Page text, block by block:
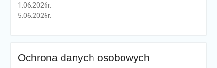
1.06.2026r.
5.06.2026r.
Ochrona danych osobowych